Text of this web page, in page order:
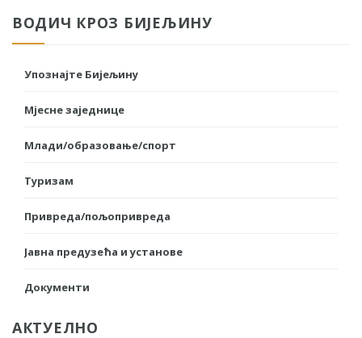
ВОДИЧ КРОЗ БИЈЕЉИНУ
Упознајте Бијељину
Мјесне заједнице
Млади/образовање/спорт
Туризам
Привреда/пољопривреда
Јавна предузећа и установе
Документи
АКТУЕЛНО